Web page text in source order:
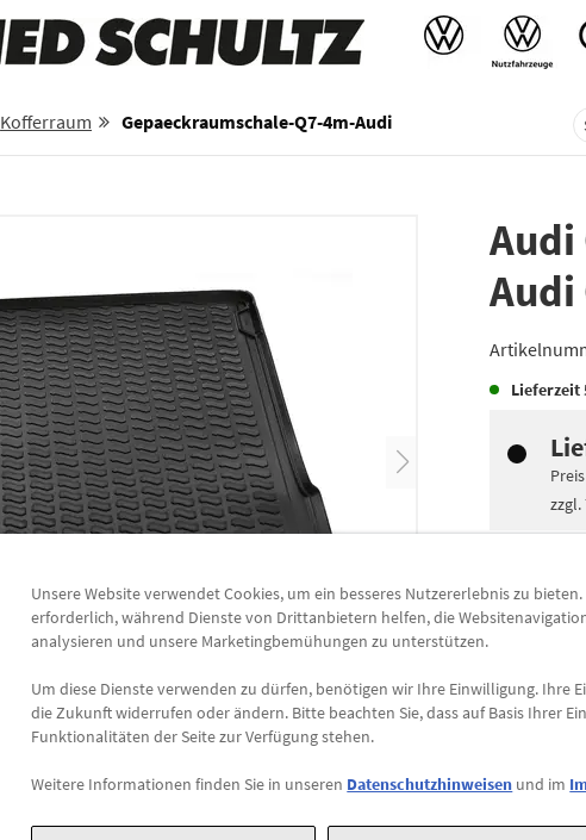
Kofferraum Gepaeckraumschale-Q7-4m-Audi
Audi
Audi
Lieferzeit
zzgl.
-
Unsere Website verwendet Cookies, um ein besseres Nutzererlebnis zu
erforderlich, während Dienste von Drittanbietern helfen, die
analysieren und unsere Marketingbemühungen zu unterstützen.
Um diese Dienste verwenden zu dürfen, benötigen wir Ihre Einwilligung. Ihre
die Zukunft widerrufen oder ändern. Bitte beachten Sie, dass auf Basis Ihrer
Funktionalitäten der Seite zur Verfügung stehen.
Weitere Informationen finden Sie in unseren Datenschutzhinweisen und im